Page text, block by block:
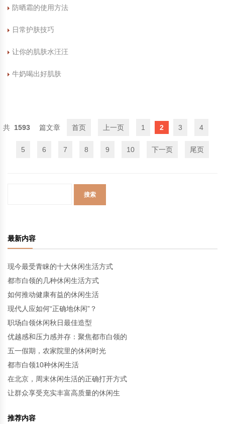
防晒霜的使用方法
日常护肤技巧
让你的肌肤水汪汪
牛奶喝出好肌肤
1593 首页 上一页 1 2 3 4
5 6 7 8 9 10 下一页 尾页
最新内容
现今最受青睐的十大休闲生活方式
都市白领的几种休闲生活方式
如何推动健康有益的休闲生活
现代人应如何“正确地休闲”？
职场白领休闲秋日最佳造型
优越感和压力感并存：聚焦都市白领的
五一假期，农家院里的休闲时光
都市白领10种休闲生活
在北京，周末休闲生活的正确打开方式
让群众享受充实丰富高质量的休闲生
推荐内容